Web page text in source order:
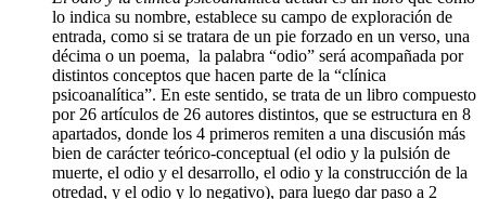
lo indica su nombre, establece su campo de exploración de
entrada, como si se tratara de un pie forzado en un verso, una
décima o un poema, la palabra “odio” será acompañada por
distintos conceptos que hacen parte de la “clínica
psicoanalítica”. En este sentido, se trata de un libro compuesto
por 26 artículos de 26 autores distintos, que se estructura en 8
apartados, donde los 4 primeros remiten a una discusión más
bien de carácter teórico-conceptual (el odio y la pulsión de
muerte, el odio y el desarrollo, el odio y la construcción de la
otredad, y el odio y lo negativo), para luego dar paso a 2